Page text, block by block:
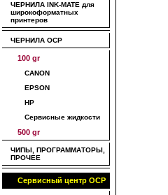
ЧЕРНИЛА INK-MATE для
широкоформатных
принтеров
ЧЕРНИЛА OCP
100 gr
CANON
EPSON
HP
Сервисные жидкости
500 gr
ЧИПЫ, ПРОГРАММАТОРЫ,
ПРОЧЕЕ
Сервисный центр OCP